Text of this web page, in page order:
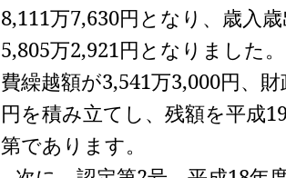
8,111万7,630円となり、歳入
5,805万2,921円となりました
費繰越額が3,541万3,000円、
円を積み立てし、残額を平成
第であります。